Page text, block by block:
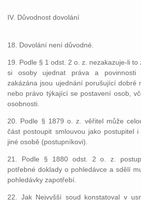
IV. Důvodnost dovolání
18. Dovolání není důvodné.
19. Podle § 1 odst. 2 o. z. nezakazuje-li to
si osoby ujednat práva a povinnosti
zakázána jsou ujednání porušující dobré
nebo právo týkající se postavení osob,
osobnosti.
20. Podle § 1879 o. z. věřitel může
část postoupit smlouvou jako postupitel
jiné osobě (postupníkovi).
21. Podle § 1880 odst. 2 o. z.
potřebné doklady o pohledávce a sdělí
pohledávky zapotřebí.
22. Jak Nejvyšší soud konstatoval v